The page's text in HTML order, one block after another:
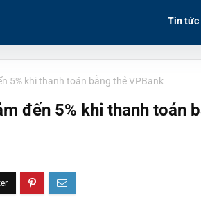
Tin tức
5% khi thanh toán bằng thẻ VPBank
đến 5% khi thanh toán